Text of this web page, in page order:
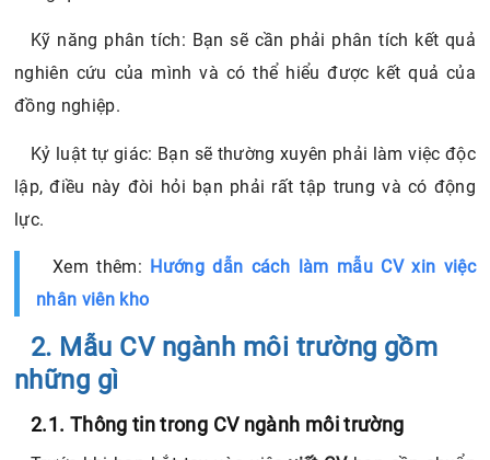
Kỹ năng phân tích: Bạn sẽ cần phải phân tích kết quả
nghiên cứu của mình và có thể hiểu được kết quả của
đồng nghiệp.
Kỷ luật tự giác: Bạn sẽ thường xuyên phải làm việc độc
lập, điều này đòi hỏi bạn phải rất tập trung và có động
lực.
Xem thêm: Hướng dẫn cách làm mẫu CV xin việc
nhân viên kho
2. Mẫu CV ngành môi trường gồm
những gì
2.1. Thông tin trong CV ngành môi trường